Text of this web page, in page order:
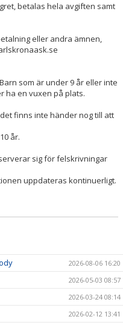
betalas hela avgiften samt
eller andra ämnen,
som är under 9 år eller inte
ha en vuxen på plats.
finns inte händer nog till att
år.
sig för felskrivningar
uppdateras kontinuerligt.
2026-08-06 16:20
2026-05-03 08:57
2026-03-24 08:14
2026-02-12 13:41